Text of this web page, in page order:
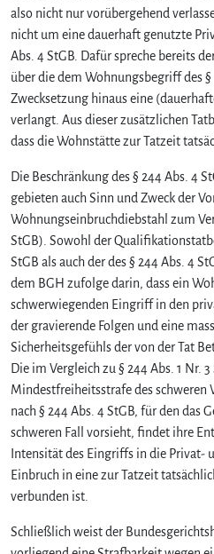
also nicht nur vorübergehend
nicht um eine dauerhaft genutzte
Abs. 4 StGB. Dafür spreche bereits
über die dem Wohnungsbegriff des
Zwecksetzung hinaus eine
verlangt. Aus dieser zusätzlichen
dass die Wohnstätte zur Tatzeit
Die Beschränkung des § 244 Abs. 4
gebieten auch Sinn und Zweck der
Wohnungseinbruchdiebstahl zum
StGB). Sowohl der
StGB als auch der des § 244 Abs. 4
dem BGH zufolge darin, dass ein
schwerwiegenden Eingriff in den
der gravierende Folgen und eine
Sicherheitsgefühls der von der Tat
Die im Vergleich zu § 244 Abs. 1 Nr.
Mindestfreiheitsstrafe des schweren
nach § 244 Abs. 4 StGB, für den das
schweren Fall vorsieht, findet ihre
Intensität des Eingriffs in die Privat-
Einbruch in eine zur Tatzeit
verbunden ist.
Schließlich weist der